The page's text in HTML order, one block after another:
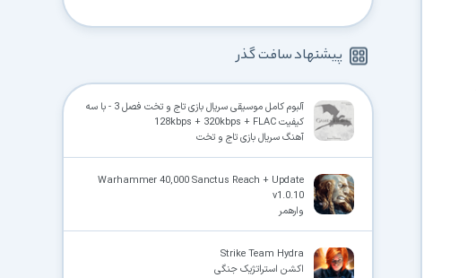
پیشنهاد سافت گذر
آلبوم کامل موسیقی سریال بازی تاج و تخت فصل 3 - با سه
کیفیت 128kbps + 320kbps + FLAC
آهنگ سریال بازی تاج و تخت
Warhammer 40,000 Sanctus Reach + Update
v1.0.10
وارهمر
Strike Team Hydra
اکشن استراتژیک جنگی